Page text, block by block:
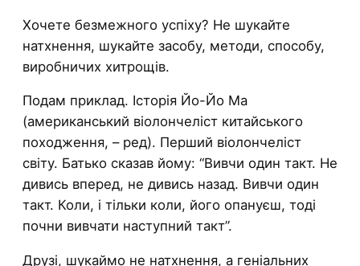
Хочете безмежного успіху? Не шукайте
натхнення, шукайте засобу, методи, способу,
виробничих хитрощів.
Подам приклад. Історія Йо-Йо Ма
(американський віолончеліст китайського
походження, – ред). Перший віолончеліст
світу. Батько сказав йому: “Вивчи один такт. Не
дивись вперед, не дивись назад. Вивчи один
такт. Коли, і тільки коли, його опануєш, тоді
почни вивчати наступний такт”.
Друзі, шукаймо не натхнення, а геніальних